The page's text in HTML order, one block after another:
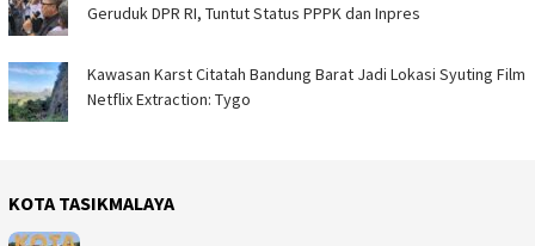
Geruduk DPR RI, Tuntut Status PPPK dan Inpres
Kawasan Karst Citatah Bandung Barat Jadi Lokasi Syuting Film
Netflix Extraction: Tygo
KOTA TASIKMALAYA